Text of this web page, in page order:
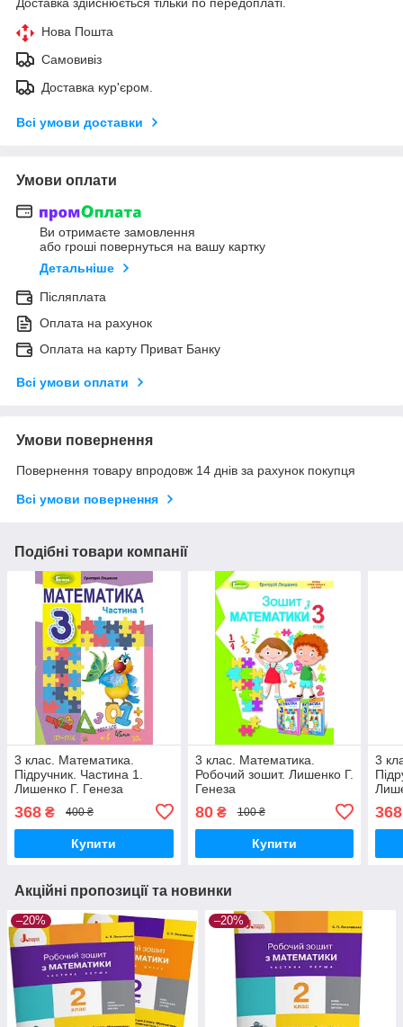
Нова Пошта
Самовивіз
Доставка кур'єром.
Всі умови доставки
Умови оплати
Ви отримаєте замовлення
або гроші повернуться на вашу картку
Детальніше
Післяплата
Оплата на рахунок
Оплата на карту Приват Банку
Всі умови оплати
Умови повернення
Повернення товару впродовж 14 днів за рахунок покупця
Всі умови повернення
Подібні товари компанії
3 клас. Математика.
Підручник. Частина 1.
Лишенко Г. Генеза
368 ₴ 400 ₴
Купити
3 клас. Математика.
Робочий зошит. Лишенко Г.
Генеза
80₴ 100 ₴
Купити
3
368
Акційні пропозиції та новинки
–20% –20%